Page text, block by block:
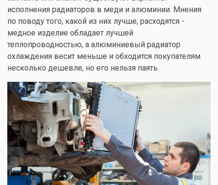
исполнения радиаторов в меди и алюминии. Мнения
по поводу того, какой из них лучше, расходятся -
медное изделие обладает лучшей
теплопроводностью, а алюминиевый радиатор
охлаждения весит меньше и обходится покупателям
несколько дешевле, но его нельзя паять.